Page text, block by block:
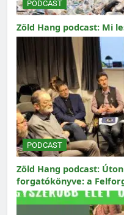
PODCAST
Zöld Hang podcast: Mi
PODCAST
Zöld Hang podcast:
forgatókönyve: a